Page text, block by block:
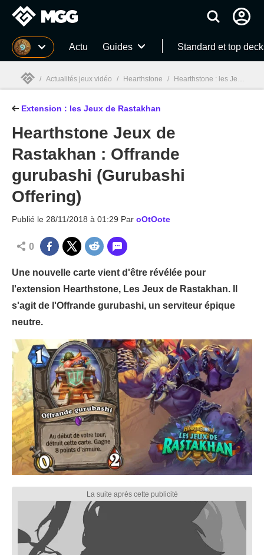
MGG Actu Guides Standard et top
MGG
/ Actualités jeux vidéo / Hearthstone / Hearthstone : les Jeux de Rastakhan
Extension : les Jeux de Rastakhan
Hearthstone Jeux de
Rastakhan : Offrande
gurubashi (Gurubashi
Offering)
Publié le 28/11/2018 à 01:29 Par oOtOote
0
Une nouvelle carte vient d'être révélée pour
l'extension Hearthstone, Les Jeux de Rastakhan. Il
s'agit de l'Offrande gurubashi, un serviteur épique
neutre.